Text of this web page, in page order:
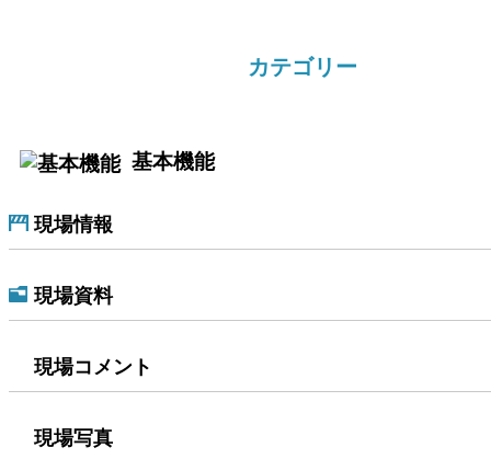
カテゴリー
基本機能
現場情報
現場資料
現場コメント
現場写真